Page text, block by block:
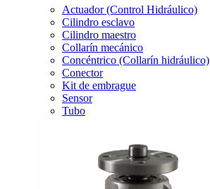
Actuador (Control Hidráulico)
Cilindro esclavo
Cilindro maestro
Collarín mecánico
Concéntrico (Collarín hidráulico)
Conector
Kit de embrague
Sensor
Tubo